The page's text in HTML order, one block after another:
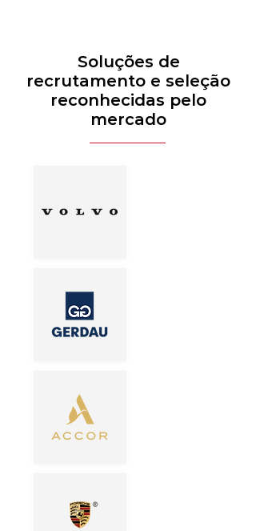
Soluções de
recrutamento e seleção
reconhecidas pelo
mercado